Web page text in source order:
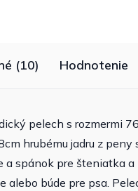
(10) Hodnotenie
pelech s rozmermi
hrubému jadru z
a spánok pre šteniatka
alebo búde pre psa.